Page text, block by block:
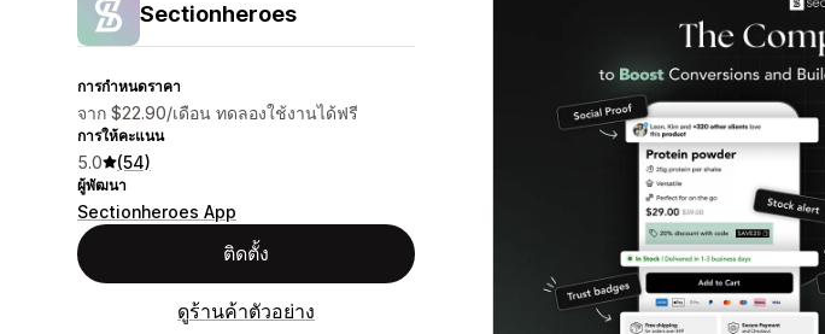
Sectionheroes
การกำหนดราคา
จาก $22.90/เดือน ทดลองใช้งานได้ฟรี
การให้คะแนน
5.0 (54)
ผู้พัฒนา
Sectionheroes App
ติดตั้ง
ดูร้านค้าตัวอย่าง